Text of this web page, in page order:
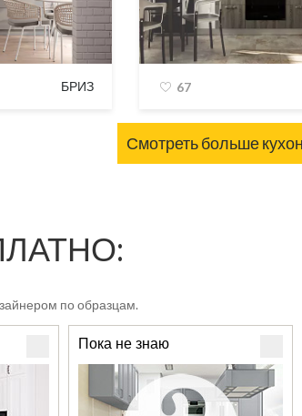
БРИЗ 67
Смотреть больше
по образцам.
Пока не знаю